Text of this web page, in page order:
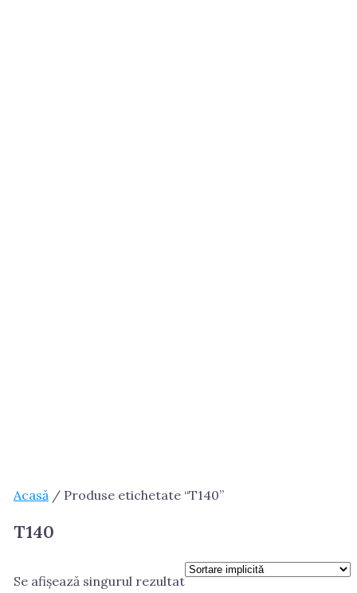
Acasă / Produse etichetate “T140”
T140
Se afișează singurul rezultat